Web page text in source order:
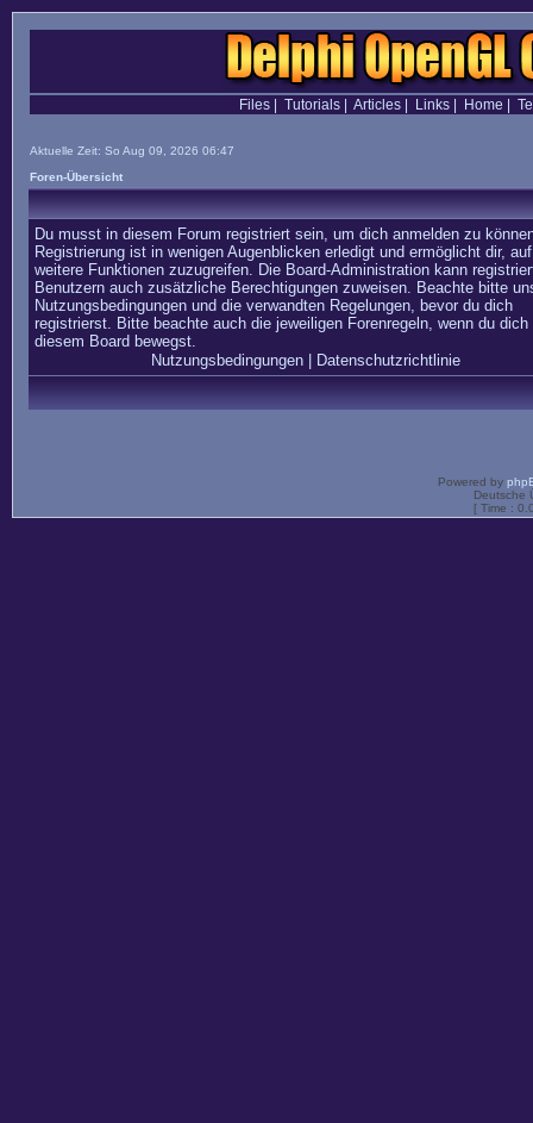
Files| Tutorials| Articles| Links| Home
Aktuelle Zeit: So Aug 09, 2026 06:47
Foren-Übersicht
Du musst in diesem Forum registriert sein, um dich anmelden zu
Registrierung ist in wenigen Augenblicken erledigt und ermöglicht dir, auf
weitere Funktionen zuzugreifen. Die Board-Administration kann
Benutzern auch zusätzliche Berechtigungen zuweisen. Beachte bitte
Nutzungsbedingungen und die verwandten Regelungen, bevor du dich
registrierst. Bitte beachte auch die jeweiligen Forenregeln, wenn du dich
diesem Board bewegst.
Nutzungsbedingungen| Datenschutzrichtlinie
Powered by
Deutsche
[ Time :